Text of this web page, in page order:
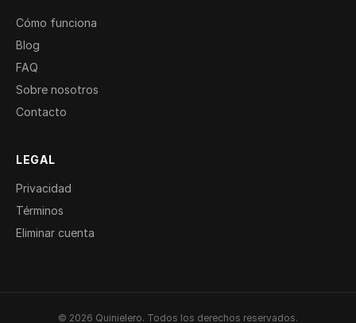
Cómo funciona
Blog
FAQ
Sobre nosotros
Contacto
LEGAL
Privacidad
Términos
Eliminar cuenta
© 2026 Quinielero. Todos los derechos reservados.